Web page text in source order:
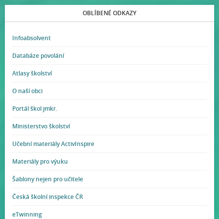
OBLÍBENÉ ODKAZY
Infoabsolvent
Databáze povolání
Atlasy školství
O naší obci
Portál škol jmkr.
Ministerstvo školství
Učební materiály ActivInspire
Materiály pro výuku
Šablony nejen pro učitele
Česká školní inspekce ČR
eTwinning